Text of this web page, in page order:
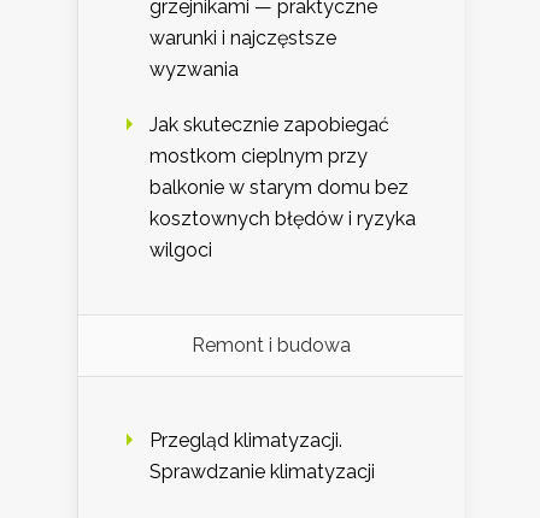
grzejnikami — praktyczne
warunki i najczęstsze
wyzwania
Jak skutecznie zapobiegać
mostkom cieplnym przy
balkonie w starym domu bez
kosztownych błędów i ryzyka
wilgoci
Remont i budowa
Przegląd klimatyzacji.
Sprawdzanie klimatyzacji